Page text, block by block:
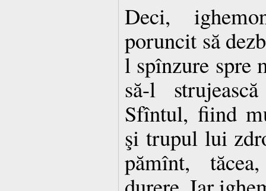
Deci,
poruncit să
l spînzure spre
să-l
Sfîntul, fiind
şi trupul lui
pămînt,